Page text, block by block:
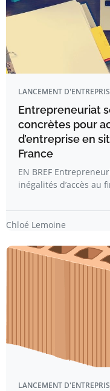
LANCEMENT
Entrepreneuriat
concrètes pour
d’entreprise en
France
EN BREF
inégalités d’accès au
Chloé Lemoine
LANCEMENT